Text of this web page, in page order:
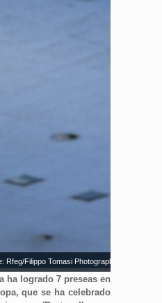
Rfeg/Filippo Tomasi Photography
ha logrado 7 preseas en
que se ha celebrado